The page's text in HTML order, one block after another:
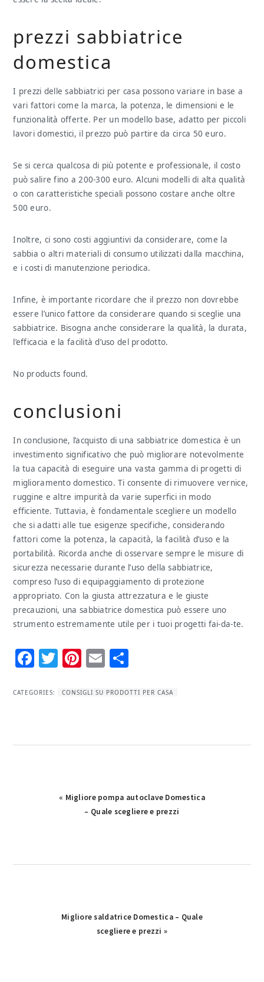
prezzi sabbiatrice
domestica
I prezzi delle sabbiatrici per casa possono variare in base a
vari fattori come la marca, la potenza, le dimensioni e le
funzionalità offerte. Per un modello base, adatto per piccoli
lavori domestici, il prezzo può partire da circa 50 euro.
Se si cerca qualcosa di più potente e professionale, il costo
può salire fino a 200-300 euro. Alcuni modelli di alta qualità
o con caratteristiche speciali possono costare anche oltre
500 euro.
Inoltre, ci sono costi aggiuntivi da considerare, come la
sabbia o altri materiali di consumo utilizzati dalla macchina,
e i costi di manutenzione periodica.
Infine, è importante ricordare che il prezzo non dovrebbe
essere l’unico fattore da considerare quando si sceglie una
sabbiatrice. Bisogna anche considerare la qualità, la durata,
l’efficacia e la facilità d’uso del prodotto.
No products found.
conclusioni
In conclusione, l’acquisto di una sabbiatrice domestica è un
investimento significativo che può migliorare notevolmente
la tua capacità di eseguire una vasta gamma di progetti di
miglioramento domestico. Ti consente di rimuovere vernice,
ruggine e altre impurità da varie superfici in modo
efficiente. Tuttavia, è fondamentale scegliere un modello
che si adatti alle tue esigenze specifiche, considerando
fattori come la potenza, la capacità, la facilità d’uso e la
portabilità. Ricorda anche di osservare sempre le misure di
sicurezza necessarie durante l’uso della sabbiatrice,
compreso l’uso di equipaggiamento di protezione
appropriato. Con la giusta attrezzatura e le giuste
precauzioni, una sabbiatrice domestica può essere uno
strumento estremamente utile per i tuoi progetti fai-da-te.
Facebook
Twitter
Pinterest
Email
CATEGORIES: CONSIGLI SU PRODOTTI PER CASA
Previous
« Migliore pompa autoclave Domestica
– Quale scegliere e prezzi
Next
Migliore saldatrice Domestica – Quale
scegliere e prezzi »